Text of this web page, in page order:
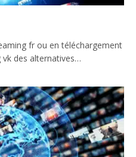
fr ou en téléchargement
des alternatives…